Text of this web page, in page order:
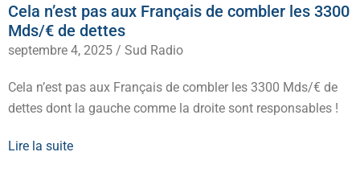
Cela n’est pas aux Français de combler les 3300
Mds/€ de dettes
septembre 4, 2025 / Sud Radio
Cela n’est pas aux Français de combler les 3300 Mds/€ de
dettes dont la gauche comme la droite sont responsables !
Lire la suite